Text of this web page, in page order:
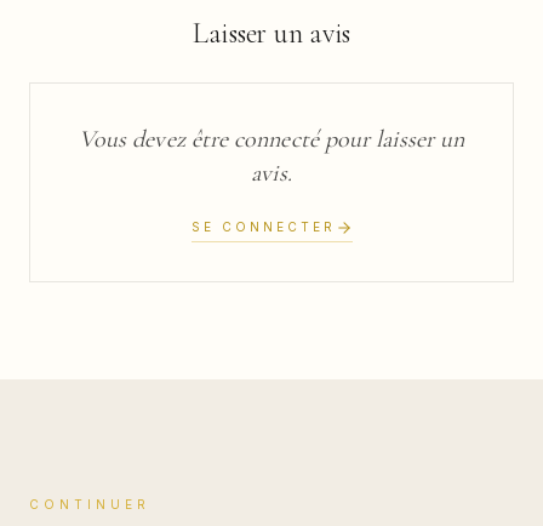
Laisser un avis
Vous devez être connecté pour laisser un
avis.
SE CONNECTER
CONTINUER